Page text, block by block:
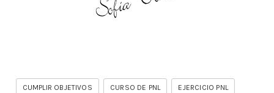
CUMPLIR OBJETIVOS CURSO DE PNL EJERCICIO PNL